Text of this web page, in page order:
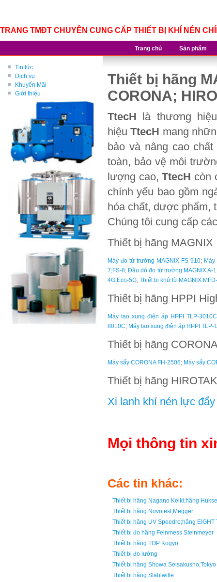
TRANG TMĐT CHUYÊN CUNG CẤP THIẾT BỊ KHÍ NÉN
Trang chủ Sản phẩm
Tin tức
Dịch vụ
Khuyến Mãi
Giới thiệu
Thiết bị hãng
CORONA;
TtecH là thương
hiệuTtecH mang
bảo và nâng cao
toàn, bảo vệ môi
lượng cao,TtecH còn
chính yếu bao gồm
hóa chất, dược phẩm,
Chúng tôi cung cấp
Thiết bị hãng MAGNIX
Máy đo từ trường MAGNIX FS-910;
7;FS-8;Đầu dò đo từ trường MAGNIX A-
4G;Eco-5G; Thiết bị khử từ MAGNIX
Thiết bị hãng HPPI
Máy tạo xung điện áp HPPI TLP-
8010C; Máy tạo xung điện áp HPPI TLP-
Thiết bị hãng
Máy sấy CORONA FH-2506; Máy sấy
Thiết bị hãng
Xi lanh khí nén lực
Mọi thông tin
Các tin khác:
Thiết bị hãng Nagano Keiki;hãng
Thiết bị hãng Novotest;Megger
Thiết bị hãng UV Speedre;hãng EIGHT
Thiết bị đo hãng Feinmess Steinmeyer
Thiết bị hãng TOP Kogyo
Thiết bị đo lường
Thiết bị hãng Showa
Thiết bị hãng Stahlwille